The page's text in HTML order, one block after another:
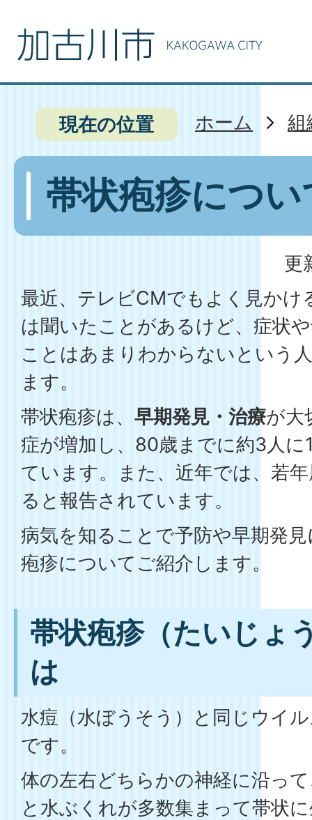
現在の位置 ホーム 組
帯状疱疹につい
更
最近、テレビCMでもよく見かけ
は聞いたことがあるけど、症状
ことはあまりわからないという
ます。
帯状疱疹は、 早期発見・治療が大
症が増加し、80歳までに約3人
ています。また、近年では、若
ると報告されています。
病気を知ることで予防や早期発
疱疹についてご紹介します。
帯状疱疹（たいじょ
は
水痘（水ぼうそう）と同じウイ
です。
体の左右どちらかの神経に沿っ
と水ぶくれが多数集まって帯状